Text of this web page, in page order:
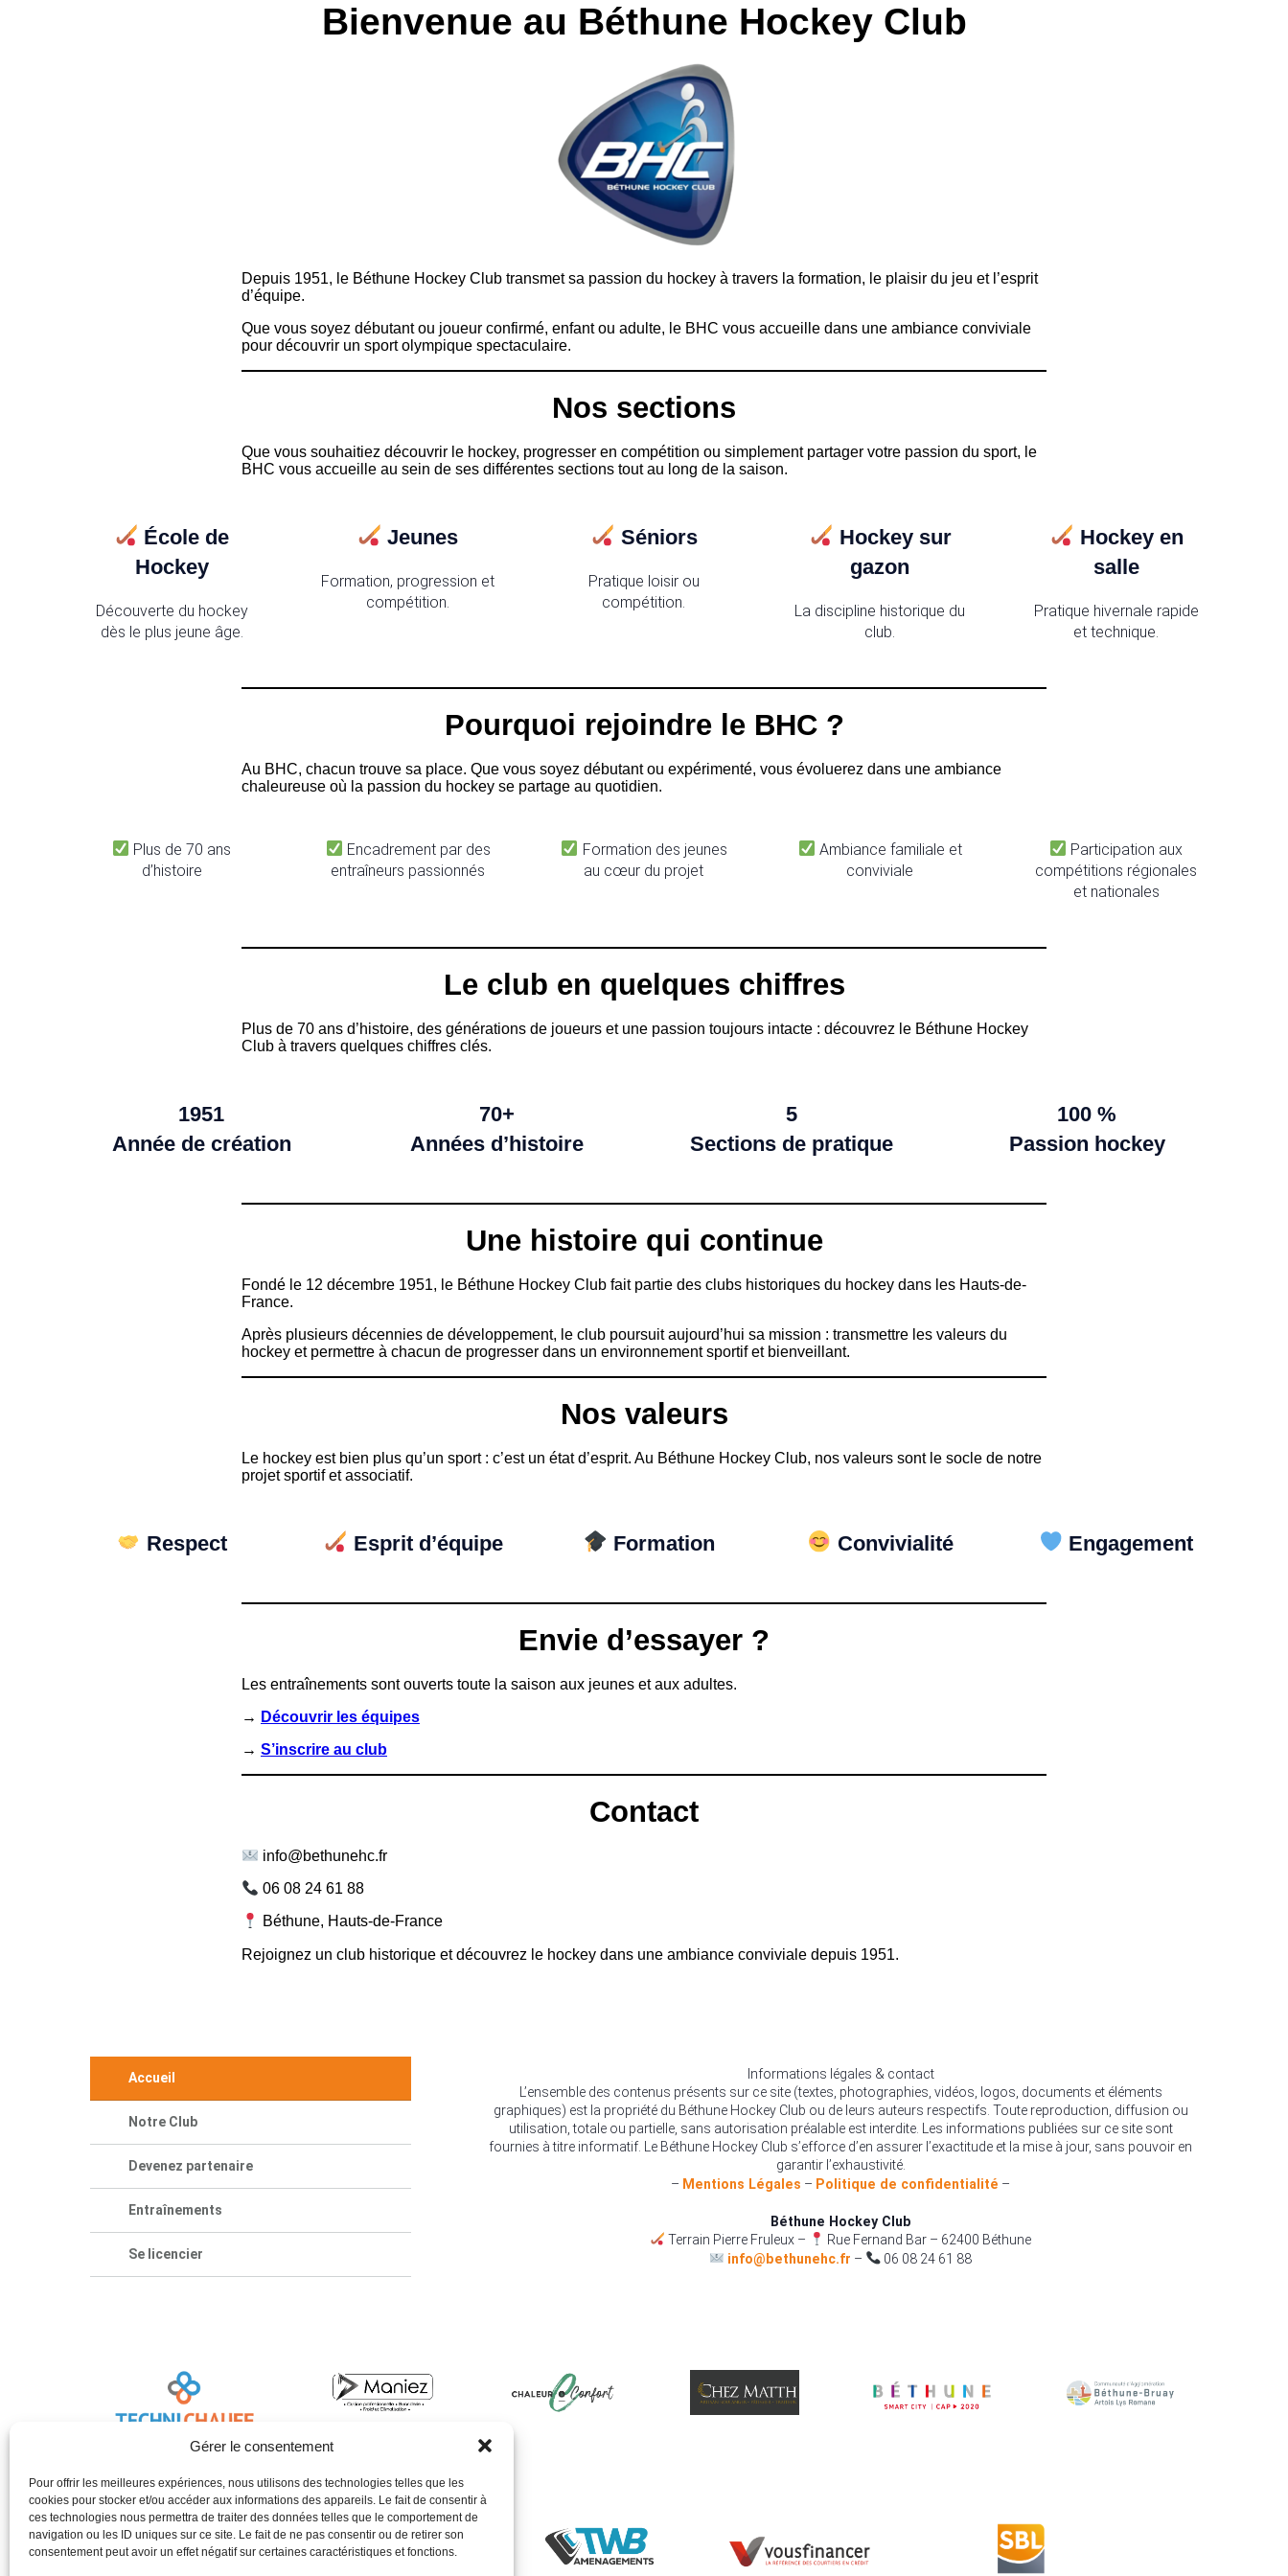
Gérer le consentement
Pour offrir les meilleures expériences, nous utilisons des technologies telles que les
cookies pour stocker et/ou accéder aux informations des appareils. Le fait de consentir à
ces technologies nous permettra de traiter des données telles que le comportement de
navigation ou les ID uniques sur ce site. Le fait de ne pas consentir ou de retirer son
consentement peut avoir un effet négatif sur certaines caractéristiques et fonctions.
Bienvenue au Béthune Hockey Club
Depuis 1951, le Béthune Hockey Club transmet sa passion du hockey à travers la formation, le plaisir du jeu et l’esprit
d’équipe.
Que vous soyez débutant ou joueur confirmé, enfant ou adulte, le BHC vous accueille dans une ambiance conviviale
pour découvrir un sport olympique spectaculaire.
Nos sections
Que vous souhaitiez découvrir le hockey, progresser en compétition ou simplement partager votre passion du sport, le
BHC vous accueille au sein de ses différentes sections tout au long de la saison.
École de
Hockey
Découverte du hockey
dès le plus jeune âge.
Jeunes
Formation, progression et
compétition.
Séniors
Pratique loisir ou
compétition.
Hockey sur
gazon
La discipline historique du
club.
Hockey en
salle
Pratique hivernale rapide
et technique.
Pourquoi rejoindre le BHC ?
Au BHC, chacun trouve sa place. Que vous soyez débutant ou expérimenté, vous évoluerez dans une ambiance
chaleureuse où la passion du hockey se partage au quotidien.
Plus de 70 ans
d’histoire
Encadrement par des
entraîneurs passionnés
Formation des jeunes
au cœur du projet
Ambiance familiale et
conviviale
Participation aux
compétitions régionales
et nationales
Le club en quelques chiffres
Plus de 70 ans d’histoire, des générations de joueurs et une passion toujours intacte : découvrez le Béthune Hockey
Club à travers quelques chiffres clés.
1951
Année de création
70+
Années d’histoire
5
Sections de pratique
100 %
Passion hockey
Une histoire qui continue
Fondé le 12 décembre 1951, le Béthune Hockey Club fait partie des clubs historiques du hockey dans les Hauts-de-
France.
Après plusieurs décennies de développement, le club poursuit aujourd’hui sa mission : transmettre les valeurs du
hockey et permettre à chacun de progresser dans un environnement sportif et bienveillant.
Nos valeurs
Le hockey est bien plus qu’un sport : c’est un état d’esprit. Au Béthune Hockey Club, nos valeurs sont le socle de notre
projet sportif et associatif.
Respect Esprit d’équipe Formation Convivialité Engagement
Envie d’essayer ?
Les entraînements sont ouverts toute la saison aux jeunes et aux adultes.
→ Découvrir les équipes
→ S’inscrire au club
Contact
info@bethunehc.fr
06 08 24 61 88
Béthune, Hauts-de-France
Rejoignez un club historique et découvrez le hockey dans une ambiance conviviale depuis 1951.
Accueil
Notre Club
Devenez partenaire
Entraînements
Se licencier
Informations légales & contact
L’ensemble des contenus présents sur ce site (textes, photographies, vidéos, logos, documents et éléments
graphiques) est la propriété du Béthune Hockey Club ou de leurs auteurs respectifs. Toute reproduction, diffusion ou
utilisation, totale ou partielle, sans autorisation préalable est interdite. Les informations publiées sur ce site sont
fournies à titre informatif. Le Béthune Hockey Club s’efforce d’en assurer l’exactitude et la mise à jour, sans pouvoir en
garantir l’exhaustivité.
– Mentions Légales – Politique de confidentialité –
Béthune Hockey Club
Terrain Pierre Fruleux –
Rue Fernand Bar – 62400 Béthune
info@bethunehc.fr – 06 08 24 61 88